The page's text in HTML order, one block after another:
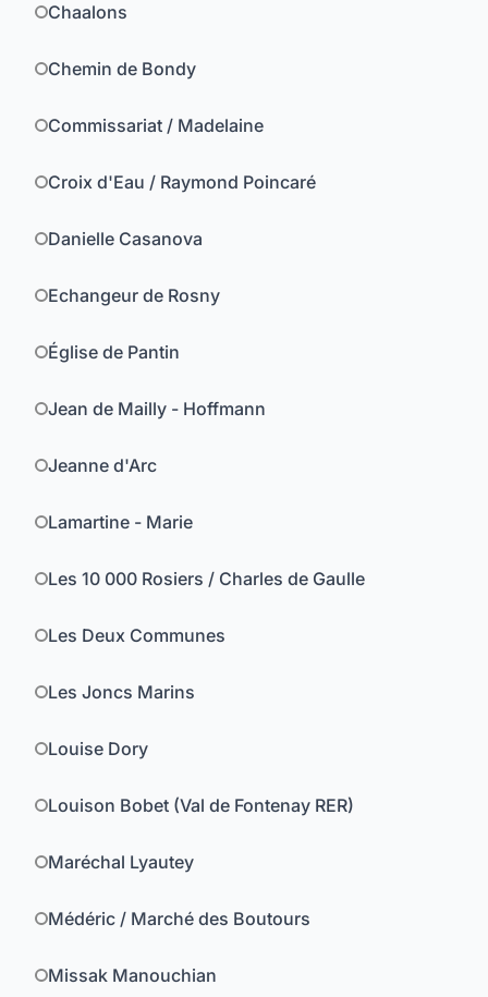
Chaalons
Chemin de Bondy
Commissariat / Madelaine
Croix d'Eau / Raymond Poincaré
Danielle Casanova
Echangeur de Rosny
Église de Pantin
Jean de Mailly - Hoffmann
Jeanne d'Arc
Lamartine - Marie
Les 10 000 Rosiers / Charles de Gaulle
Les Deux Communes
Les Joncs Marins
Louise Dory
Louison Bobet (Val de Fontenay RER)
Maréchal Lyautey
Médéric / Marché des Boutours
Missak Manouchian